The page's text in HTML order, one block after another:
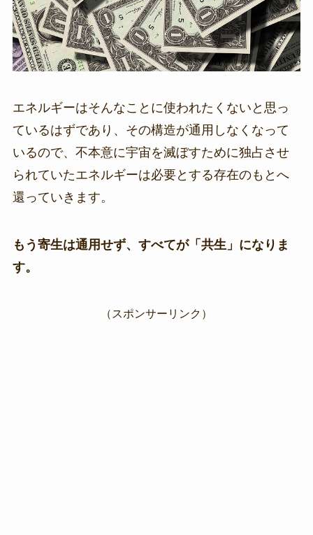
エネルギーはそんなことに使われたくないと思っ
ているはずであり、その構造が通用しなくなって
いるので、不本意に宇宙を滅ぼすために独占させ
られていたエネルギーは必要とする存在のもとへ
還っていきます。
もう寄生は通用せず、すべてが「共生」になりま
す。
（スポンサーリンク）